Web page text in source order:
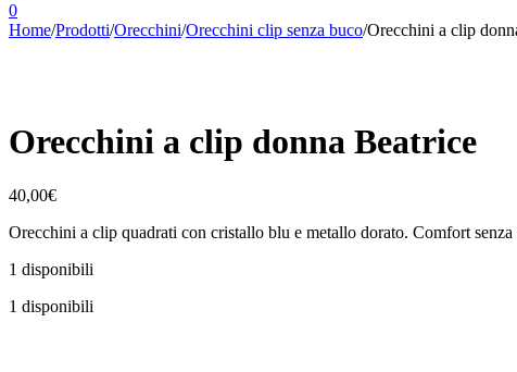
0
Home/Prodotti/Orecchini/Orecchini clip senza buco/Orecchini a clip
Orecchini a clip donna Beatrice
40,00€
Orecchini a clip quadrati con cristallo blu e metallo dorato. Comfort
1 disponibili
1 disponibili